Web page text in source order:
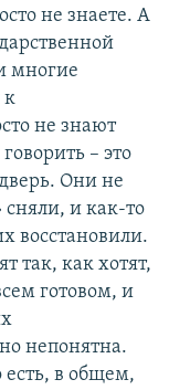
не знаете. А
многие
к
не знают
– это
Они не
и как-то
восстановили.
так, как хотят,
готовом, и
непонятна.
есть, в общем,